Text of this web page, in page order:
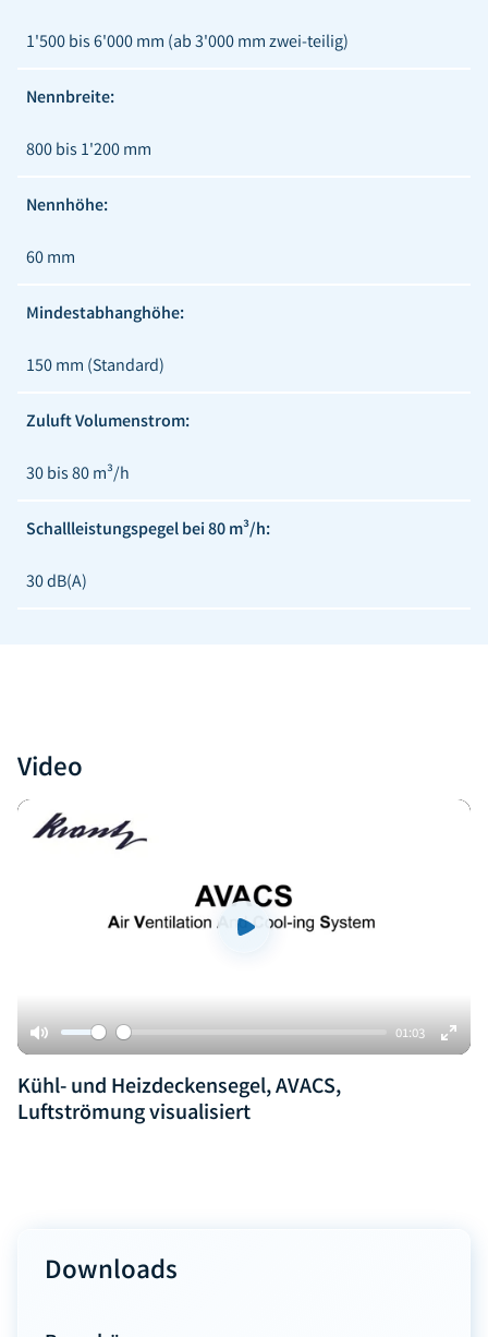
1'500 bis 6'000 mm (ab 3'000 mm zwei-teilig)
Nennbreite:
800 bis 1'200 mm
Nennhöhe:
60 mm
Mindestabhanghöhe:
150 mm (Standard)
Zuluft Volumenstrom:
30 bis 80 m³/h
Schallleistungspegel bei 80 m³/h:
30 dB(A)
Video
Mute
01:03
Enter
Kühl- und Heizdeckensegel, AVACS,
Luftströmung visualisiert
Downloads